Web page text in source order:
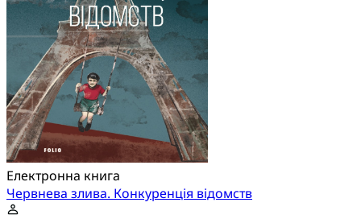
Електронна книга
Червнева злива. Конкуренція відомств